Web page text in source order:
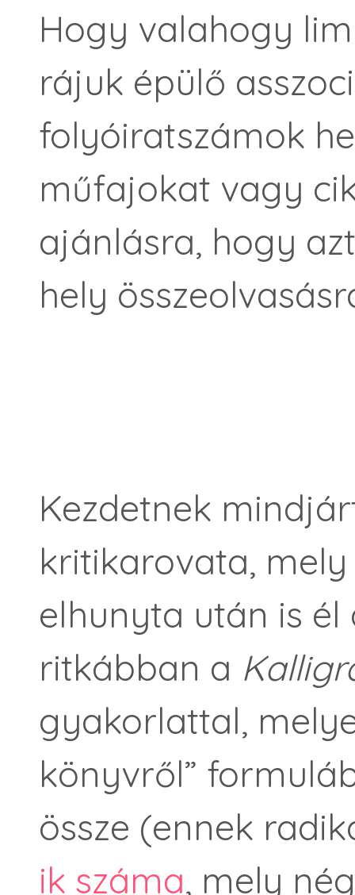
Hogy valahogy
rájuk épülő
folyóiratszámok
műfajokat vagy
ajánlásra, hogy
hely
Kezdetnek
kritikarovata,
elhunyta után is
ritkábban a
gyakorlattal,
könyvről”
össze (ennek
ik száma, mely